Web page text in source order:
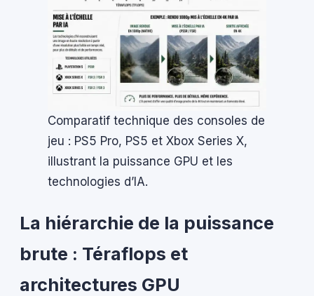
Comparatif technique des consoles de
jeu : PS5 Pro, PS5 et Xbox Series X,
illustrant la puissance GPU et les
technologies d’IA.
La hiérarchie de la puissance
brute : Téraflops et
architectures GPU